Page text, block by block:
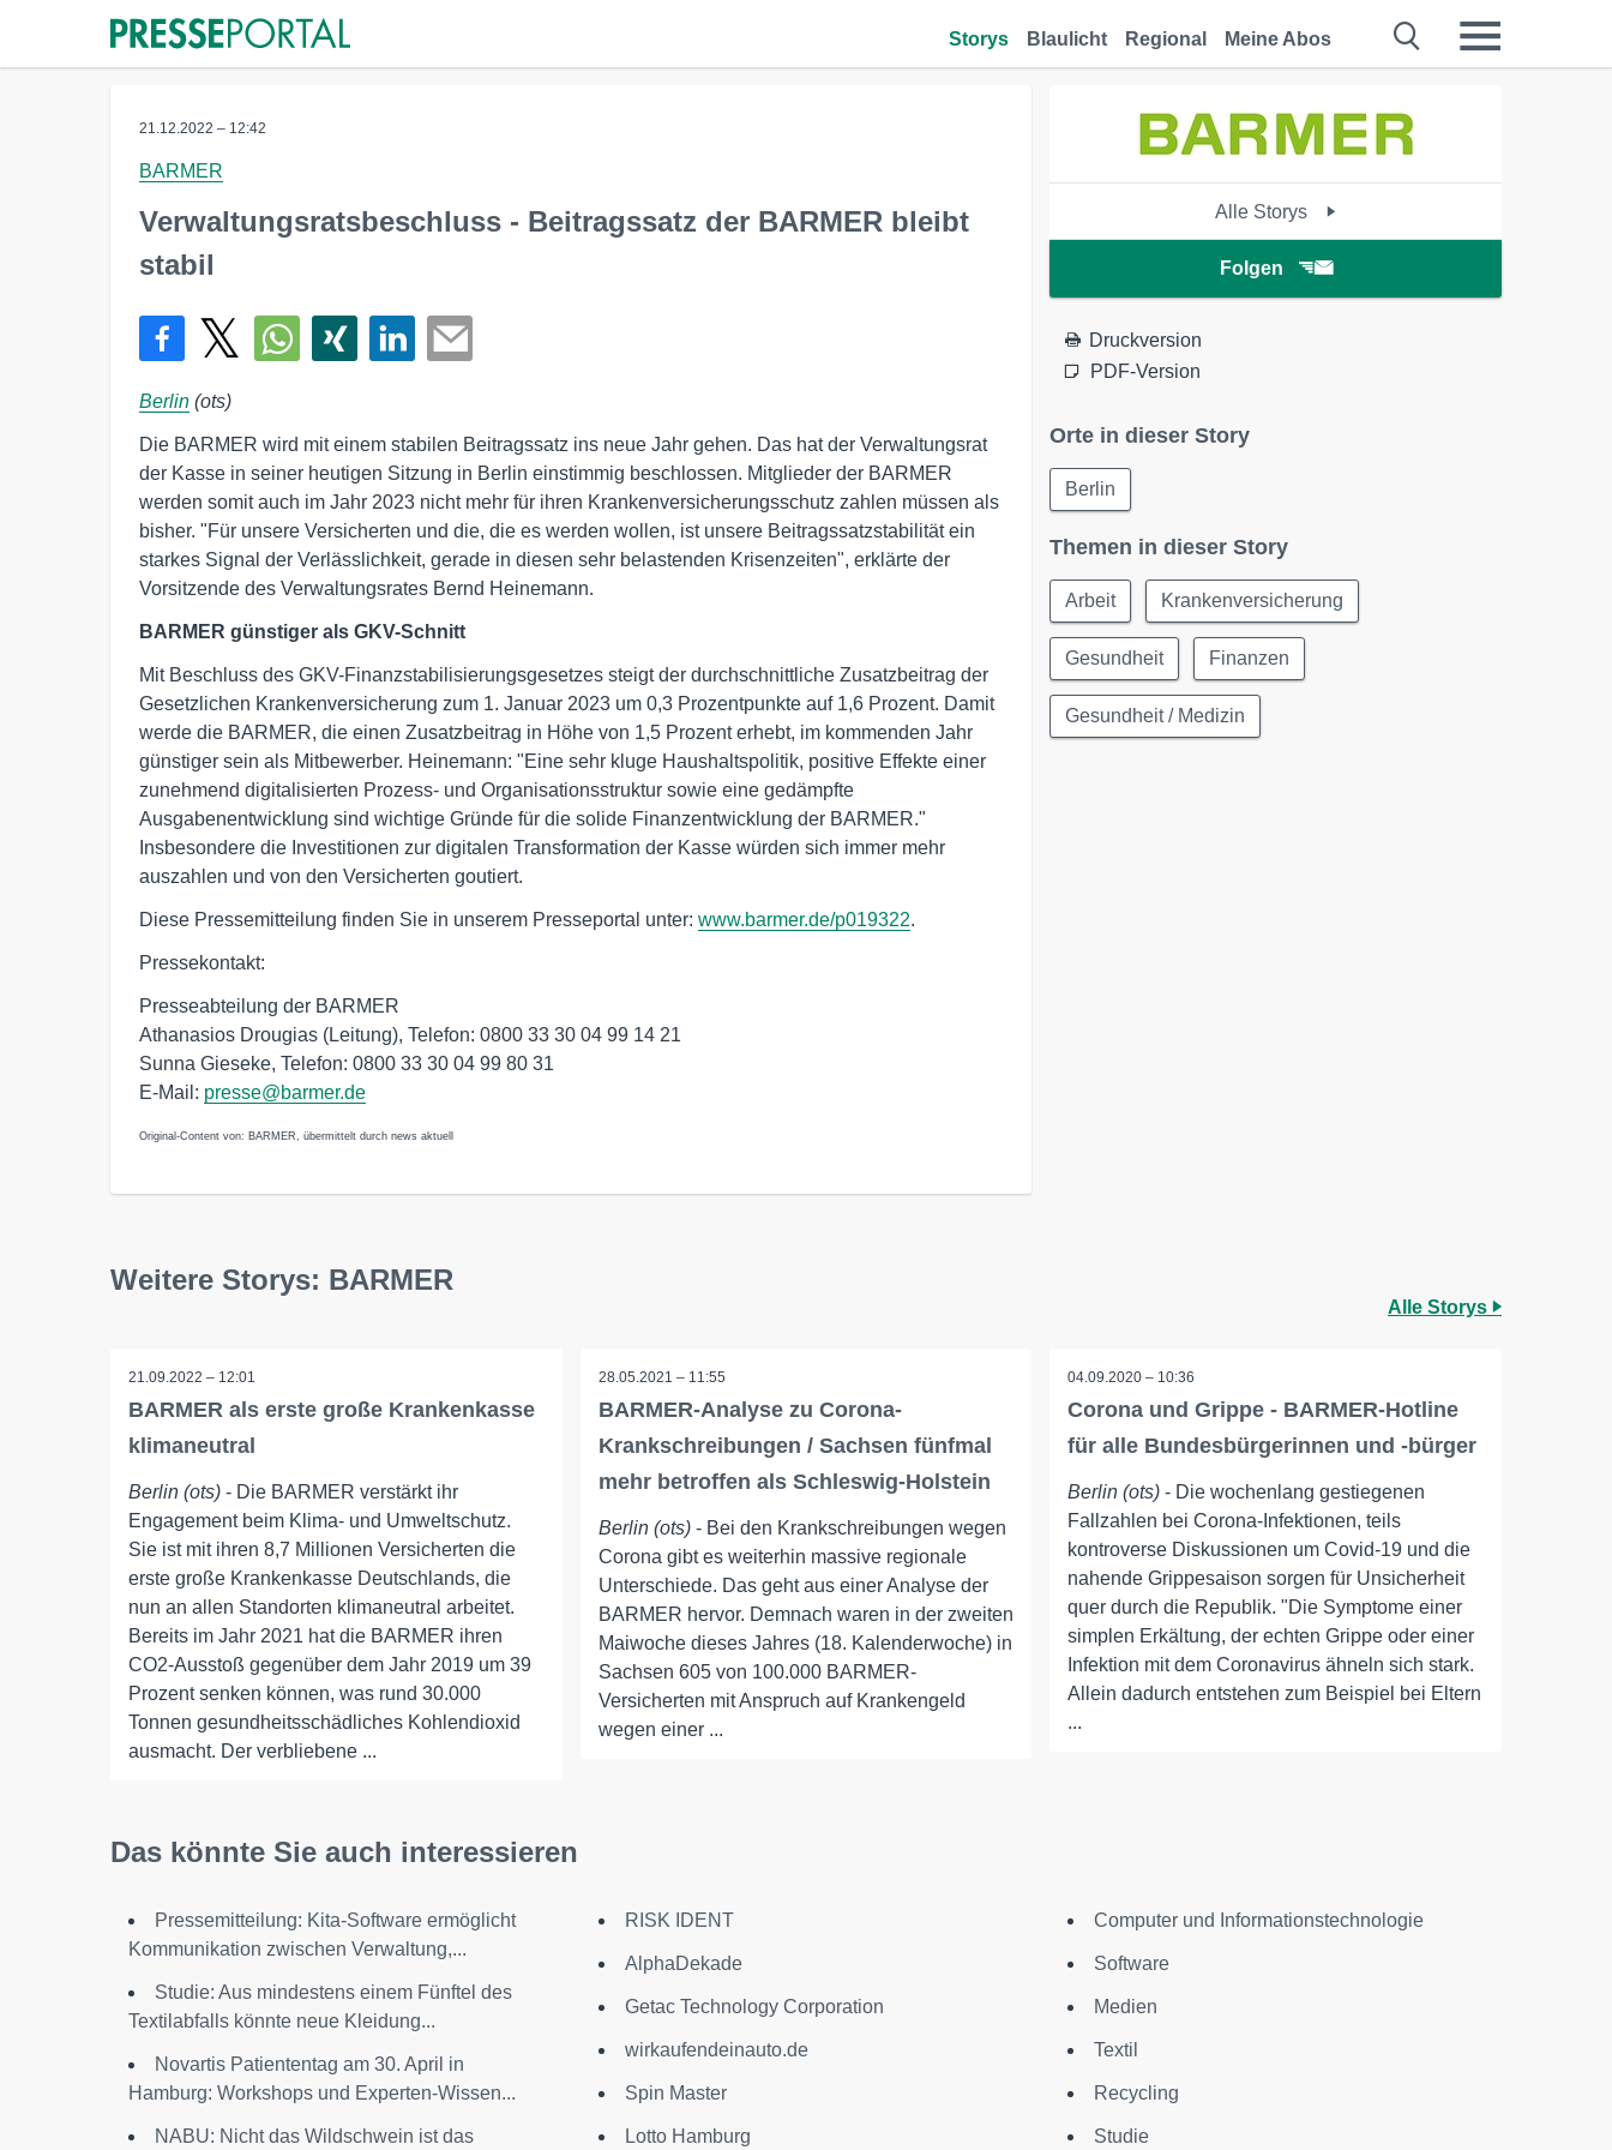
Storys Blaulicht Regional Meine Abos
21.12.2022 – 12:42
BARMER
Verwaltungsratsbeschluss - Beitragssatz der BARMER bleibt
stabil
Berlin (ots)
Die BARMER wird mit einem stabilen Beitragssatz ins neue Jahr gehen. Das hat der Verwaltungsrat
der Kasse in seiner heutigen Sitzung in Berlin einstimmig beschlossen. Mitglieder der BARMER
werden somit auch im Jahr 2023 nicht mehr für ihren Krankenversicherungsschutz zahlen müssen als
bisher. "Für unsere Versicherten und die, die es werden wollen, ist unsere Beitragssatzstabilität ein
starkes Signal der Verlässlichkeit, gerade in diesen sehr belastenden Krisenzeiten", erklärte der
Vorsitzende des Verwaltungsrates Bernd Heinemann.
BARMER günstiger als GKV-Schnitt
Mit Beschluss des GKV-Finanzstabilisierungsgesetzes steigt der durchschnittliche Zusatzbeitrag der
Gesetzlichen Krankenversicherung zum 1. Januar 2023 um 0,3 Prozentpunkte auf 1,6 Prozent. Damit
werde die BARMER, die einen Zusatzbeitrag in Höhe von 1,5 Prozent erhebt, im kommenden Jahr
günstiger sein als Mitbewerber. Heinemann: "Eine sehr kluge Haushaltspolitik, positive Effekte einer
zunehmend digitalisierten Prozess- und Organisationsstruktur sowie eine gedämpfte
Ausgabenentwicklung sind wichtige Gründe für die solide Finanzentwicklung der BARMER."
Insbesondere die Investitionen zur digitalen Transformation der Kasse würden sich immer mehr
auszahlen und von den Versicherten goutiert.
Diese Pressemitteilung finden Sie in unserem Presseportal unter: www.barmer.de/p019322.
Pressekontakt:
Presseabteilung der BARMER
Athanasios Drougias (Leitung), Telefon: 0800 33 30 04 99 14 21
Sunna Gieseke, Telefon: 0800 33 30 04 99 80 31
E-Mail: presse@barmer.de
Original-Content von: BARMER, übermittelt durch news aktuell
Alle Storys
Folgen
Druckversion
PDF-Version
Orte in dieser Story
Berlin
Themen in dieser Story
Arbeit Krankenversicherung
Gesundheit Finanzen
Gesundheit / Medizin
Weitere Storys: BARMER
Alle Storys
21.09.2022 – 12:01
BARMER als erste große Krankenkasse
klimaneutral
Berlin (ots) - Die BARMER verstärkt ihr
Engagement beim Klima- und Umweltschutz.
Sie ist mit ihren 8,7 Millionen Versicherten die
erste große Krankenkasse Deutschlands, die
nun an allen Standorten klimaneutral arbeitet.
Bereits im Jahr 2021 hat die BARMER ihren
CO2-Ausstoß gegenüber dem Jahr 2019 um 39
Prozent senken können, was rund 30.000
Tonnen gesundheitsschädliches Kohlendioxid
ausmacht. Der verbliebene ...
28.05.2021 – 11:55
BARMER-Analyse zu Corona-
Krankschreibungen / Sachsen fünfmal
mehr betroffen als Schleswig-Holstein
Berlin (ots)- Bei den Krankschreibungen wegen
Corona gibt es weiterhin massive regionale
Unterschiede. Das geht aus einer Analyse der
BARMER hervor. Demnach waren in der zweiten
Maiwoche dieses Jahres (18. Kalenderwoche) in
Sachsen 605 von 100.000 BARMER-
Versicherten mit Anspruch auf Krankengeld
wegen einer ...
04.09.2020 – 10:36
Corona und Grippe - BARMER-Hotline
für alle Bundesbürgerinnen und -bürger
Berlin (ots) - Die wochenlang gestiegenen
Fallzahlen bei Corona-Infektionen, teils
kontroverse Diskussionen um Covid-19 und die
nahende Grippesaison sorgen für Unsicherheit
quer durch die Republik. "Die Symptome einer
simplen Erkältung, der echten Grippe oder einer
Infektion mit dem Coronavirus ähneln sich stark.
Allein dadurch entstehen zum Beispiel bei Eltern
...
Das könnte Sie auch interessieren
Pressemitteilung: Kita-Software ermöglicht
Kommunikation zwischen Verwaltung,...
Studie: Aus mindestens einem Fünftel des
Textilabfalls könnte neue Kleidung...
Novartis Patiententag am 30. April in
Hamburg: Workshops und Experten-Wissen...
NABU: Nicht das Wildschwein ist das
RISK IDENT
AlphaDekade
Getac Technology Corporation
wirkaufendeinauto.de
Spin Master
Lotto Hamburg
Computer und Informationstechnologie
Software
Medien
Textil
Recycling
Studie